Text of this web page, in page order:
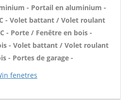
- Portail en aluminium -
- Volet battant / Volet roulant
- Porte / Fenêtre en bois -
- Volet battant / Volet roulant
- Portes de garage -
fenetres